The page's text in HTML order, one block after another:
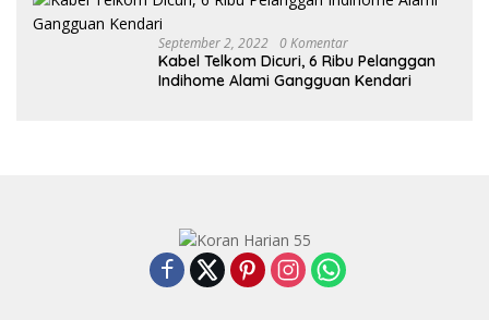
September 2, 2022 0 Komentar
Kabel Telkom Dicuri, 6 Ribu Pelanggan
Indihome Alami Gangguan Kendari